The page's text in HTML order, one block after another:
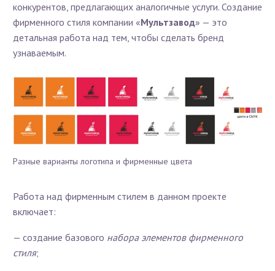
конкурентов, предлагающих аналогичные услуги. Создание
фирменного стиля компании «Мультзавод» — это
детальная работа над тем, чтобы сделать бренд
узнаваемым.
Разные варианты логотипа и фирменные цвета
Работа над фирменным стилем в данном проекте
включает:
— создание базового набора элементов фирменного
стиля;